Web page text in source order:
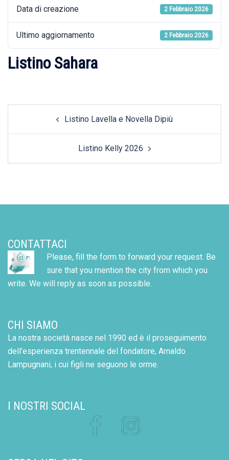
Data di creazione 2 Febbraio 2026
Ultimo aggiornamento 2 Febbraio 2026
Listino Sahara
navigation
Listino Lavella e Novella Dipiù
Listino Kelly 2026
CONTATTACI
Please, fill the form to forward your request. Be
sure that you mention the city from which you
write. We will reply as soon as possible.
CHI SIAMO
La nostra società nasce nel 1990 ed è il proseguimento
dell’esperienza trentennale del fondatore, Arnaldo
Lampugnani, i cui figli ne seguono le orme.
I NOSTRI SOCIAL
Facebook Instagram